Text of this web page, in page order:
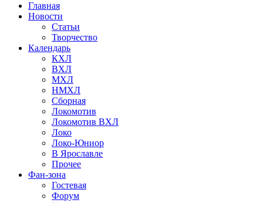
Главная
Новости
Статьи
Творчество
Календарь
КХЛ
ВХЛ
МХЛ
НМХЛ
Сборная
Локомотив
Локомотив ВХЛ
Локо
Локо-Юниор
В Ярославле
Прочее
Фан-зона
Гостевая
Форум